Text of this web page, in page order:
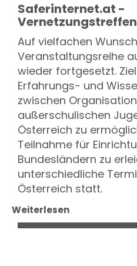
Saferinternet.at -
Auf vielfachen
Veranstaltungsreihe
wieder fortgesetzt.
Erfahrungs- und
zwischen
außerschulischen
Österreich zu
Teilnahme für
Bundesländern zu
unterschiedliche
Österreich statt.
Weiterlesen